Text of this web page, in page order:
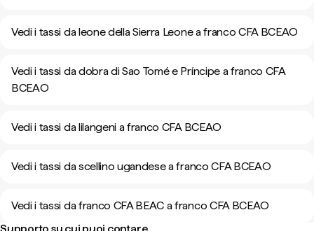
Vedi i tassi da leone della Sierra Leone a franco CFA BCEAO
Vedi i tassi da dobra di Sao Tomé e Príncipe a franco CFA
BCEAO
Vedi i tassi da lilangeni a franco CFA BCEAO
Vedi i tassi da scellino ugandese a franco CFA BCEAO
Vedi i tassi da franco CFA BEAC a franco CFA BCEAO